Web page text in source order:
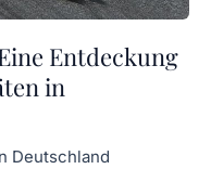
Entdeckung
in
Deutschland